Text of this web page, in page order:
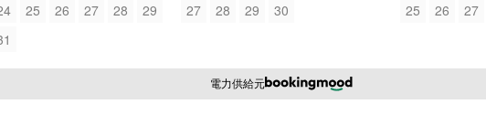
25 26 27 28
29
27
28 29 30
25
26 27
電力供給元